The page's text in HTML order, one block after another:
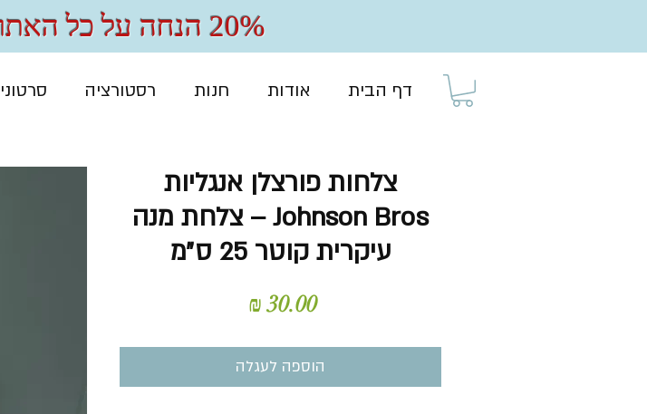
20% הנחה על כל האתר עד ה-8 לאפריל
דף הבית אודות חנות רסטורציה
צלחות פורצלן אנגליות
Johnson Bros – צלחת מנה
עיקרית קוטר 25 ס״מ
הוספה לעגלה